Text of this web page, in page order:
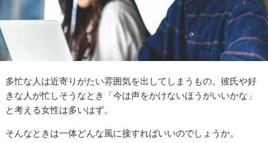
多忙な人は近寄りがたい雰囲気を出してしまうもの。彼氏や好
きな人が忙しそうなとき「今は声をかけないほうがいいかな」
と考える女性は多いはず。
そんなときは一体どんな風に接すればいいのでしょうか。